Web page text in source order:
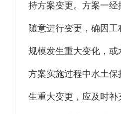
持方案变更。方案一经
随意进行变更，确因工
规模发生重大变化，或
方案实施过程中水土保
生重大变更，应及时补